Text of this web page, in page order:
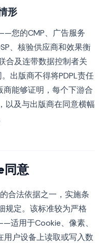
形
您的CMP、广告服务
、核验供应商和效果衡
合及连带数据控制者关
出版商不得将PDPL责任
商能够证明，每个下游合
以及与出版商在同意横幅
同意
合法依据之一，实施条
规定。该标准较为严格
适用于Cookie、像素、
用户设备上读取或写入数